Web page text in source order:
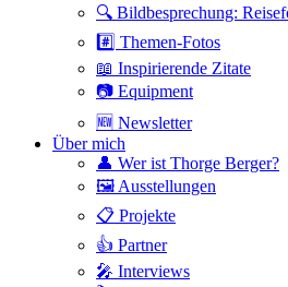
🔍 Bildbesprechung:
#️⃣ Themen-Fotos
📖 Inspirierende Zitate
📷 Equipment
🆕 Newsletter
Über mich
👤 Wer ist Thorge Berger?
🖼 Ausstellungen
📋 Projekte
👍 Partner
🎤 Interviews